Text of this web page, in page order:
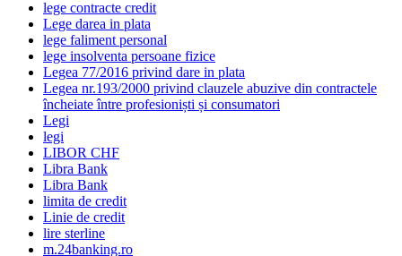
lege contracte credit
Lege darea in plata
lege faliment personal
lege insolventa persoane fizice
Legea 77/2016 privind dare in plata
Legea nr.193/2000 privind clauzele abuzive din contractele
încheiate între profesioniști și consumatori
Legi
legi
LIBOR CHF
Libra Bank
Libra Bank
limita de credit
Linie de credit
lire sterline
m.24banking.ro